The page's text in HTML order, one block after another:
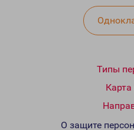
Типы
Карта
О защите